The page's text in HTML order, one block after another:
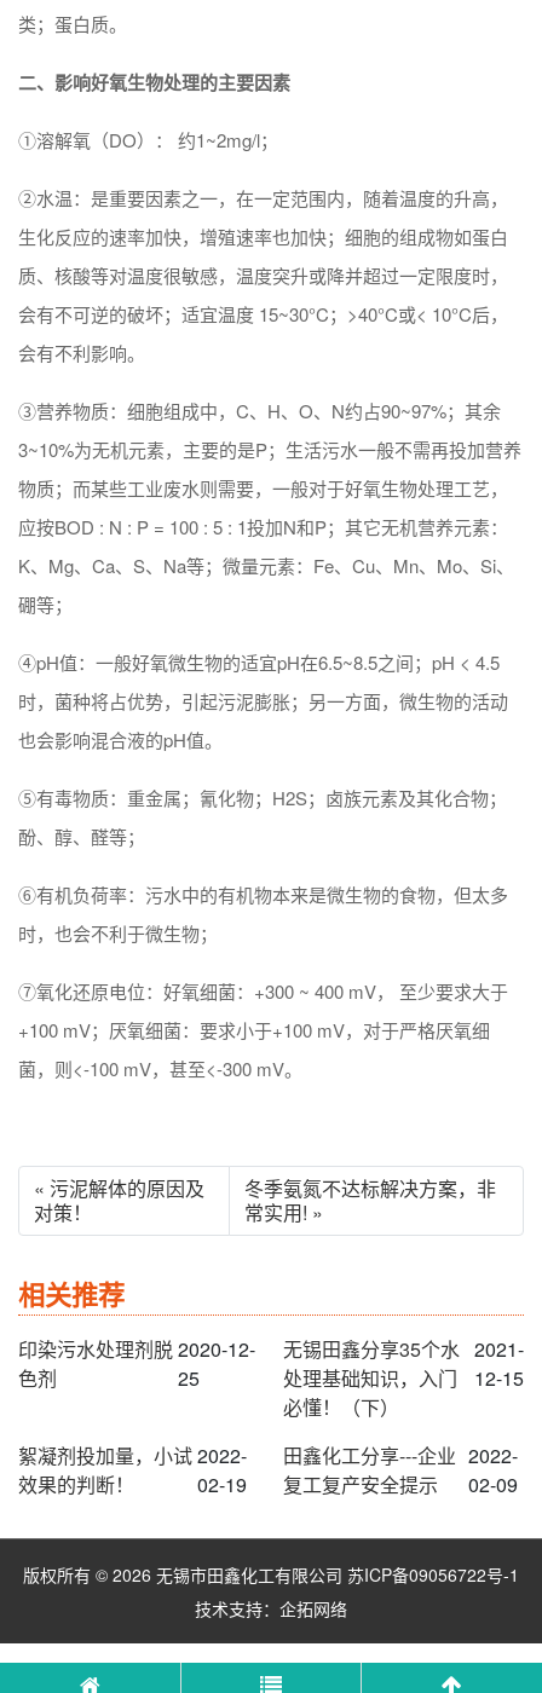
类；蛋白质。
二、影响好氧生物处理的主要因素
①溶解氧（DO）： 约1~2mg/l；
②水温：是重要因素之一，在一定范围内，随着温度的升高，
生化反应的速率加快，增殖速率也加快；细胞的组成物如蛋白
质、核酸等对温度很敏感，温度突升或降并超过一定限度时，
会有不可逆的破坏；适宜温度 15~30°C；>40°C或< 10°C后，
会有不利影响。
③营养物质：细胞组成中，C、H、O、N约占90~97%；其余
3~10%为无机元素，主要的是P；生活污水一般不需再投加营养
物质；而某些工业废水则需要，一般对于好氧生物处理工艺，
应按BOD : N : P = 100 : 5 : 1投加N和P；其它无机营养元素：
K、Mg、Ca、S、Na等；微量元素：Fe、Cu、Mn、Mo、Si、
硼等；
④pH值：一般好氧微生物的适宜pH在6.5~8.5之间；pH < 4.5
时，菌种将占优势，引起污泥膨胀；另一方面，微生物的活动
也会影响混合液的pH值。
⑤有毒物质：重金属；氰化物；H2S；卤族元素及其化合物；
酚、醇、醛等；
⑥有机负荷率：污水中的有机物本来是微生物的食物，但太多
时，也会不利于微生物；
⑦氧化还原电位：好氧细菌：+300 ~ 400 mV， 至少要求大于
+100 mV；厌氧细菌：要求小于+100 mV，对于严格厌氧细
菌，则<-100 mV，甚至<-300 mV。
« 污泥解体的原因及
对策！
冬季氨氮不达标解决方案，非
常实用! »
相关推荐
印染污水处理剂脱
色剂
2020-12-
25
无锡田鑫分享35个水
处理基础知识，入门
必懂！（下）
2021-
12-15
絮凝剂投加量，小试
效果的判断！
2022-
02-19
田鑫化工分享---企业
复工复产安全提示
2022-
02-09
版权所有 © 2026 无锡市田鑫化工有限公司 苏ICP备09056722号-1
技术支持： 企拓网络